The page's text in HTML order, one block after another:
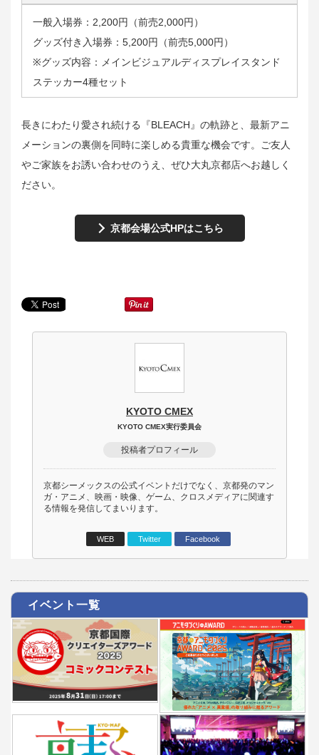
一般入場券：2,200円（前売2,000円）
グッズ付き入場券：5,200円（前売5,000円）
※グッズ内容：メインビジュアルディスプレイスタンド
ステッカー4種セット
長きにわたり愛され続ける『BLEACH』の軌跡と、最新アニ
メーションの裏側を同時に楽しめる貴重な機会です。ご友人
やご家族をお誘い合わせのうえ、ぜひ大丸京都店へお越しく
ださい。
京都会場公式HPはこちら
KYOTO CMEX
KYOTO CMEX実行委員会
投稿者プロフィール
京都シーメックスの公式イベントだけでなく、京都発のマン
ガ・アニメ、映画・映像、ゲーム、クロスメディアに関連す
る情報を発信してまいります。
WEB Twitter Facebook
イベント一覧